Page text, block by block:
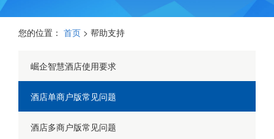
您的位置： 首页 > 帮助支持
崛企智慧酒店使用要求
酒店单商户版常见问题
酒店多商户版常见问题